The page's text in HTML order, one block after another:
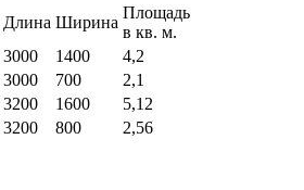
Длина Ширина
Площадь
в кв. м.
3000 1400
4,2
3000 700
2,1
3200 1600
5,12
3200 800
2,56